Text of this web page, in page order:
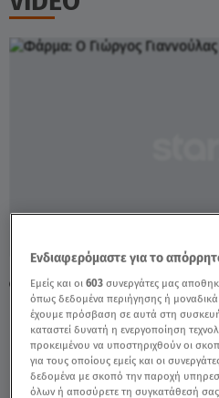
Φάρμα: Ο Γιώργος
Κούτσουρα! - Video
Ενδιαφερόμαστε για το
Εμείς και οι603 συνεργάτες μας
όπως δεδομένα περιήγησης ή μοναδικά
έχουμε πρόσβαση σε αυτά στη
καταστεί δυνατή η ενεργοποίηση
προκειμένου να υποστηριχθούν οι
για τους οποίους εμείς και οι
δεδομένα με σκοπό την παροχή
όλων ή αποσύρετε τη συγκατάθεσή σας,